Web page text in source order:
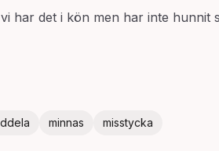
har det i kön men har inte hunnit
minnas misstycka